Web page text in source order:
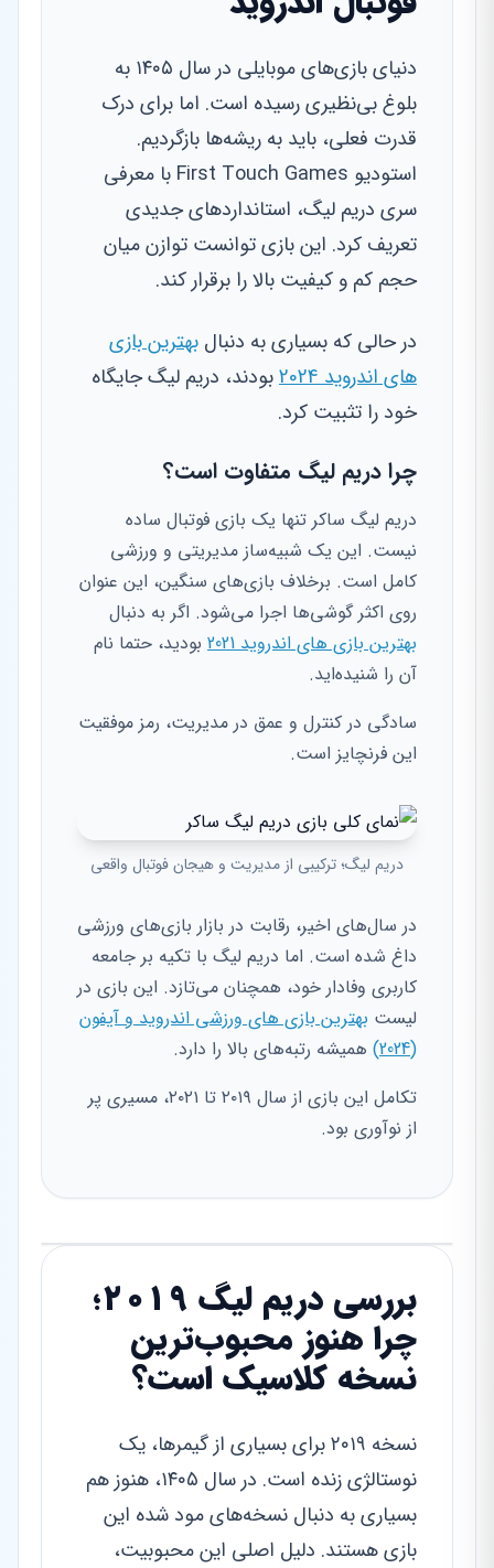
دنیای بازی‌های موبایلی در سال ۱۴۰۵ به
بلوغ بی‌نظیری رسیده است. اما برای درک
قدرت فعلی، باید به ریشه‌ها بازگردیم.
استودیو First Touch Games با معرفی
سری دریم لیگ، استانداردهای جدیدی
تعریف کرد. این بازی توانست توازن میان
حجم کم و کیفیت بالا را برقرار کند.
در حالی که بسیاری به دنبال بهترین بازی
های اندروید 2024
بودند، دریم لیگ جایگاه
خود را تثبیت کرد.
چرا دریم لیگ متفاوت است؟
دریم لیگ ساکر تنها یک بازی فوتبال ساده
نیست. این یک شبیه‌ساز مدیریتی و ورزشی
کامل است. برخلاف بازی‌های سنگین، این عنوان
روی اکثر گوشی‌ها اجرا می‌شود. اگر به دنبال
بهترین بازی های اندروید 2021
بودید، حتما نام
آن را شنیده‌اید.
سادگی در کنترل و عمق در مدیریت، رمز موفقیت
این فرنچایز است.
دریم لیگ؛ ترکیبی از مدیریت و هیجان فوتبال واقعی
در سال‌های اخیر، رقابت در بازار بازی‌های ورزشی
داغ شده است. اما دریم لیگ با تکیه بر جامعه
کاربری وفادار خود، همچنان می‌تازد. این بازی در
لیست بهترین بازی های ورزشی اندروید و آیفون
(2024)
همیشه رتبه‌های بالا را دارد.
تکامل این بازی از سال ۲۰۱۹ تا ۲۰۲۱، مسیری پر
از نوآوری بود.
بررسی دریم لیگ ۲۰۱۹؛
چرا هنوز محبوب‌ترین
نسخه کلاسیک است؟
نسخه ۲۰۱۹ برای بسیاری از گیمرها، یک
نوستالژی زنده است. در سال ۱۴۰۵، هنوز هم
بسیاری به دنبال نسخه‌های مود شده این
بازی هستند. دلیل اصلی این محبوبیت،